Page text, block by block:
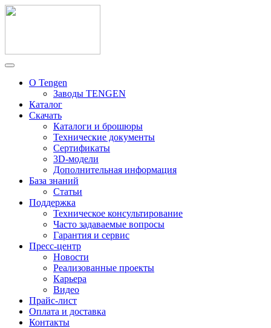
О Tengen
Заводы TENGEN
Каталог
Скачать
Каталоги и брошюры
Технические документы
Сертификаты
3D-модели
Дополнительная информация
База знаний
Статьи
Поддержка
Техническое консультирование
Часто задаваемые вопросы
Гарантия и сервис
Пресс-центр
Новости
Реализованные проекты
Карьера
Видео
Прайс-лист
Оплата и доставка
Контакты